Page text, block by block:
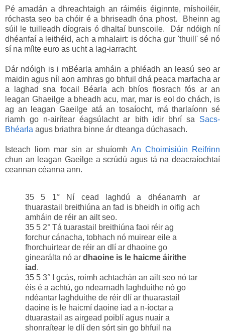
Pé amadán a dhreachtaigh an ráiméis éiginnte, míshoiléir,
róchasta seo ba chóir é a bhriseadh óna phost. Bheinn ag
súil le tuilleadh díograis ó dhaltaí bunscoile. Dár ndóigh ní
dhéanfaí a leithéid, ach a mhalairt: is dócha gur 'thuill' sé nó
sí na mílte euro as ucht a lag-iarracht.
Dár ndóigh is i mBéarla amháin a phléadh an leasú seo ar
maidin agus níl aon amhras go bhfuil dhá peaca marfacha ar
a laghad sna focail Béarla ach bhíos fiosrach fós ar an
leagan Ghaeilge a bheadh acu, mar, mar is eol do chách, is
ag an leagan Gaeilge atá an tosaíocht, má tharlaíonn sé
riamh go n-airítear éagsúlacht ar bith idir bhrí sa Sacs-
Bhéarla agus briathra binne ár dteanga dúchasach.
Isteach liom mar sin ar shuíomh An Choimisiúin Reifrinn
chun an leagan Gaeilge a scrúdú agus tá na deacraíochtaí
ceannan céanna ann.
35 5 1° Ní cead laghdú a dhéanamh ar
thuarastail breithiúna an fad is bheidh in oifig ach
amháin de réir an ailt seo.
35 5 2° Tá tuarastail breithiúna faoi réir ag
forchur cánacha, tobhach nó muirear eile a
fhorchuirtear de réir an dlí ar dhaoine go
ginearálta nó ar dhaoine is le haicme áirithe
iad .
35 5 3° I gcás, roimh achtachán an ailt seo nó tar
éis é a achtú, go ndearnadh laghduithe nó go
ndéantar laghduithe de réir dlí ar thuarastail
daoine is le haicmí daoine iad a n-íoctar a
dtuarastail as airgead poiblí agus nuair a
shonraítear le dlí den sórt sin go bhfuil na